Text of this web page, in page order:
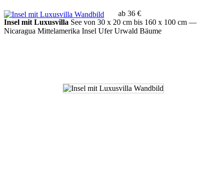
ab 36 €
Insel mit Luxusvilla See von 30 x 20 cm bis 160 x 100 cm —
Nicaragua Mittelamerika Insel Ufer Urwald Bäume